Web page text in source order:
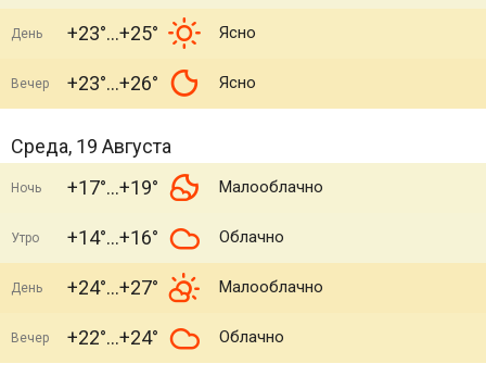
День +23° +25° Ясно
Вечер +23° +26° Ясно
Среда, 19 Августа
Ночь +17° +19° Малооблачно
Утро +14° +16° Облачно
День +24° +27° Малооблачно
Вечер +22° +24° Облачно